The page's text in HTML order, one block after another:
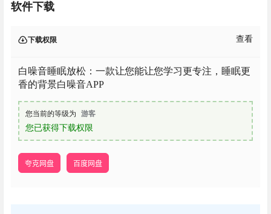
软件下载
下载权限 查看
白噪音睡眠放松：一款让您能让您学习更专注，睡眠更
香的背景白噪音APP
您当前的等级为 游客
您已获得下载权限
夸克网盘 百度网盘